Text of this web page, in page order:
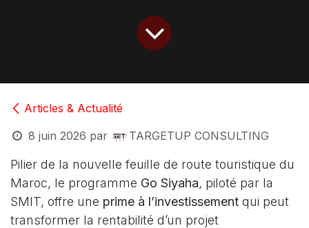
Articles & Actualité
8 juin 2026 par TARGETUP CONSULTING
Pilier de la nouvelle feuille de route touristique du
Maroc, le programme Go Siyaha, piloté par la
SMIT, offre une prime à l’investissement qui peut
transformer la rentabilité d’un projet